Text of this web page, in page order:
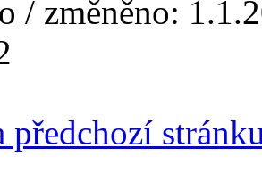
/ změněno:
předchozí